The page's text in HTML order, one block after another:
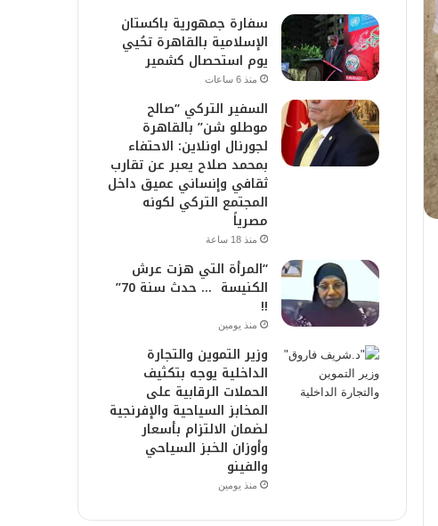
سفارة جمهورية باكستان
الإسلامية بالقاهرة تحُيي
يوم استحصال كشمير
منذ 6 ساعات
السفير التركي “صالح
موطلو شن” بالقاهرة
لجورنال اونلاين: الاحتفاء
بمحمد صلاح يعبر عن تقارب
ثقافي وإنساني عميق داخل
المجتمع التركي لكونه
مصرياً
منذ 18 ساعة
“المرأة التي هزت عرش
الكنيسة … حدث سنة 70”
!!
منذ يومين
وزير التموين والتجارة
الداخلية يوجه بتكثيف
الحملات الرقابية على
المخابز السياحية والإفرنجية
لضمان الالتزام بأسعار
وأوزان الخبز السياحي
والفينو
منذ يومين